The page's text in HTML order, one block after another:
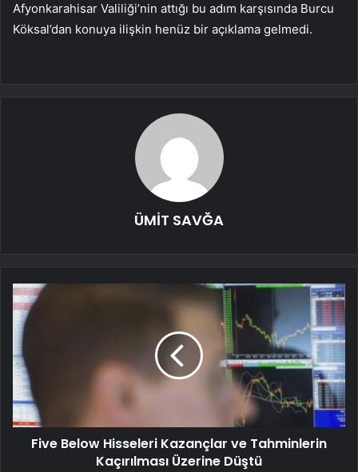
Afyonkarahisar Valiliği’nin attığı bu adım karşısında Burcu
Köksal’dan konuya ilişkin henüz bir açıklama gelmedi.
ÜMİT SAVĞA
Five Below Hisseleri Kazançlar ve Tahminlerin
Kaçırılması Üzerine Düştü